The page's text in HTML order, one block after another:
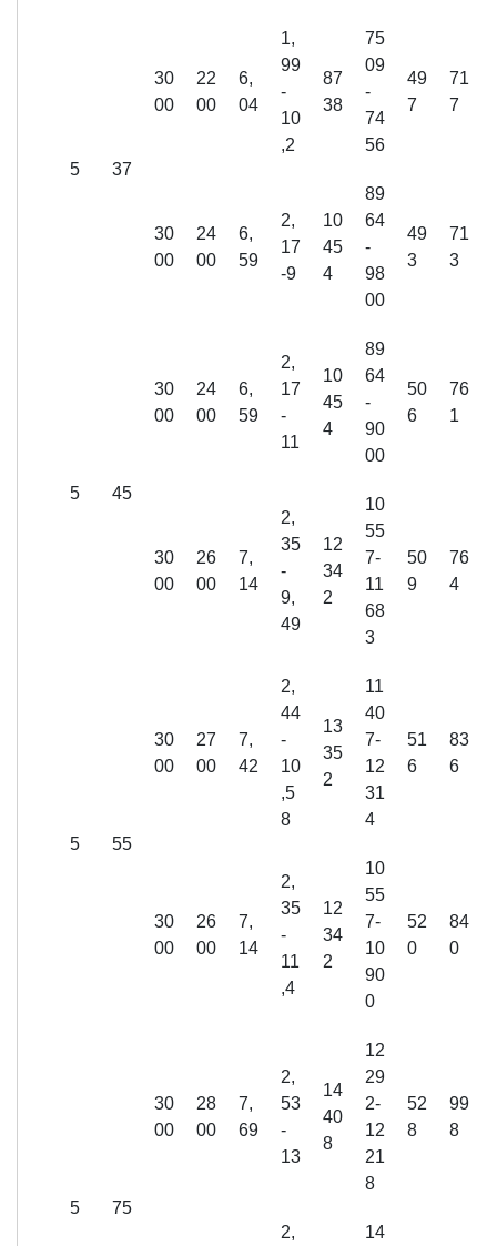
5 37
30
00
22
00
6,
04
1,
99
-
10
,2
87
38
75
09
-
74
56
49
7
71
7
30
00
24
00
6,
59
2,
17
-9
10
45
4
89
64
-
98
00
49
3
71
3
5 45
30
00
24
00
6,
59
2,
17
-
11
10
45
4
89
64
-
90
00
50
6
76
1
30
00
26
00
7,
14
2,
35
-
9,
49
12
34
2
10
55
7-
11
68
3
50
9
76
4
5 55
30
00
27
00
7,
42
2,
44
-
10
,5
8
13
35
2
11
40
7-
12
31
4
51
6
83
6
30
00
26
00
7,
14
2,
35
-
11
,4
12
34
2
10
55
7-
10
90
0
52
0
84
0
5 75
30
00
28
00
7,
69
2,
53
-
13
14
40
8
12
29
2-
12
21
8
52
8
99
8
2, 14